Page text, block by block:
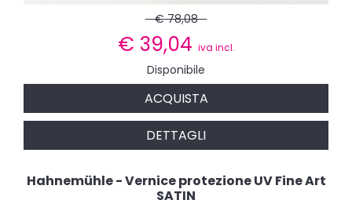
€ 78,08
€ 39,04 iva incl.
Disponibile
ACQUISTA
DETTAGLI
Hahnemühle - Vernice protezione UV Fine Art
SATIN